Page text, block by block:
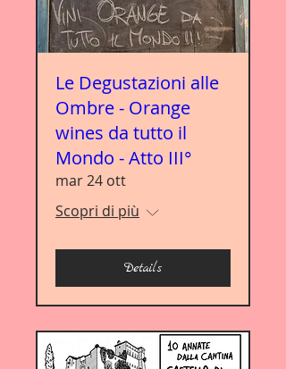
Le Degustazioni alle
Ombre - Orange
wines da tutto il
Mondo - Atto III°
mar 24 ott
Scopri di più
Details